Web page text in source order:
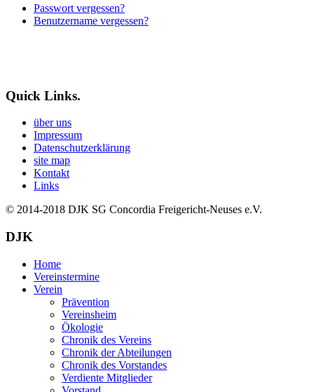
Passwort vergessen?
Benutzername vergessen?
Quick Links.
über uns
Impressum
Datenschutzerklärung
site map
Kontakt
Links
© 2014-2018 DJK SG Concordia Freigericht-Neuses e.V.
DJK
Home
Vereinstermine
Verein
Prävention
Vereinsheim
Ökologie
Chronik des Vereins
Chronik der Abteilungen
Chronik des Vorstandes
Verdiente Mitglieder